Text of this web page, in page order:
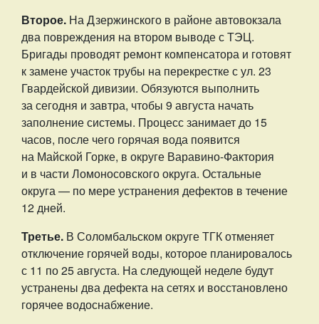
Второе. На Дзержинского в районе автовокзала
два повреждения на втором выводе с ТЭЦ.
Бригады проводят ремонт компенсатора и готовят
к замене участок трубы на перекрестке с ул. 23
Гвардейской дивизии. Обязуются выполнить
за сегодня и завтра, чтобы 9 августа начать
заполнение системы. Процесс занимает до 15
часов, после чего горячая вода появится
на Майской Горке, в округе Варавино-Фактория
и в части Ломоносовского округа. Остальные
округа — по мере устранения дефектов в течение
12 дней.
Третье. В Соломбальском округе ТГК отменяет
отключение горячей воды, которое планировалось
с 11 по 25 августа. На следующей неделе будут
устранены два дефекта на сетях и восстановлено
горячее водоснабжение.